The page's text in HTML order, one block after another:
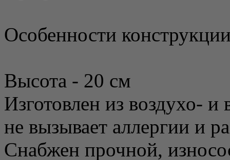
Особенности
Высота - 20 см
Изготовлен из воздухо- и
не вызывает аллергии и
Снабжен прочной,